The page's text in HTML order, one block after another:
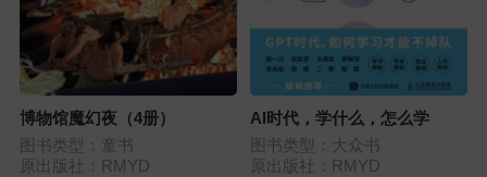
博物馆魔幻夜（4册）
图书类型：童书
原出版社：RMYD
AI时代，学什么，怎么学
图书类型：大众书
原出版社：RMYD